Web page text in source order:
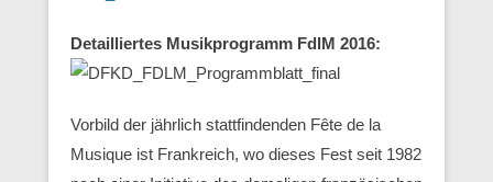
Detailliertes Musikprogramm FdlM 2016:
Vorbild der jährlich stattfindenden Fête de la
Musique ist Frankreich, wo dieses Fest seit 1982